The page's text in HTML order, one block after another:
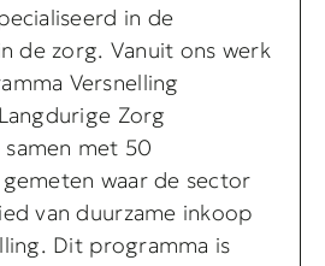
in de
de zorg. Vanuit ons werk
Versnelling
Zorg
samen met 50
waar de sector
van duurzame inkoop
Dit programma is